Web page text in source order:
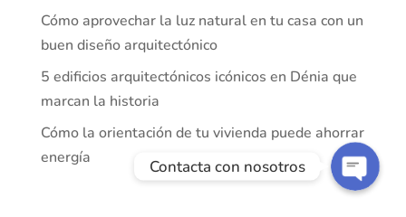
Cómo aprovechar la luz natural en tu casa con un
buen diseño arquitectónico
5 edificios arquitectónicos icónicos en Dénia que
marcan la historia
Cómo la orientación de tu vivienda puede ahorrar
energía
Teléfono
WhatsApp
Contacta con nosotros